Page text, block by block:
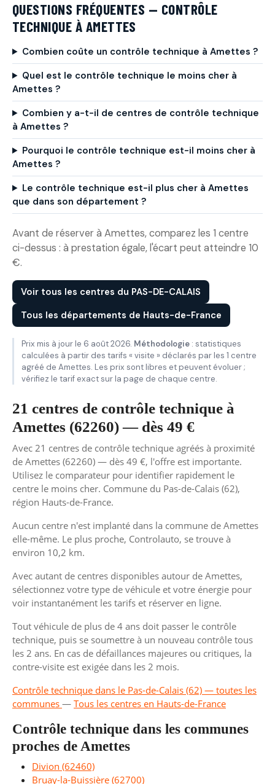
QUESTIONS FRÉQUENTES — CONTRÔLE
TECHNIQUE À AMETTES
Combien coûte un contrôle technique à Amettes ?
Quel est le contrôle technique le moins cher à
Amettes ?
Combien y a-t-il de centres de contrôle technique
à Amettes ?
Pourquoi le contrôle technique est-il moins cher à
Amettes ?
Le contrôle technique est-il plus cher à Amettes
que dans son département ?
Avant de réserver à Amettes, comparez les 1 centre
ci-dessus : à prestation égale, l'écart peut atteindre 10
€.
Voir tous les centres du PAS-DE-CALAIS
Tous les départements de Hauts-de-France
Prix mis à jour le 6 août 2026. Méthodologie : statistiques
calculées à partir des tarifs « visite » déclarés par les 1 centre
agréé de Amettes. Les prix sont libres et peuvent évoluer ;
vérifiez le tarif exact sur la page de chaque centre.
21 centres de contrôle technique à
Amettes (62260) — dès 49 €
Avec 21 centres de contrôle technique agréés à proximité
de Amettes (62260) — dès 49 €, l'offre est importante.
Utilisez le comparateur pour identifier rapidement le
centre le moins cher. Commune du Pas-de-Calais (62),
région Hauts-de-France.
Aucun centre n'est implanté dans la commune de Amettes
elle-même. Le plus proche, Controlauto, se trouve à
environ 10,2 km.
Avec autant de centres disponibles autour de Amettes,
sélectionnez votre type de véhicule et votre énergie pour
voir instantanément les tarifs et réserver en ligne.
Tout véhicule de plus de 4 ans doit passer le contrôle
technique, puis se soumettre à un nouveau contrôle tous
les 2 ans. En cas de défaillances majeures ou critiques, la
contre-visite est exigée dans les 2 mois.
Contrôle technique dans le Pas-de-Calais (62) — toutes les
communes — Tous les centres en Hauts-de-France
Contrôle technique dans les communes
proches de Amettes
Divion (62460)
Bruay-la-Buissière (62700)